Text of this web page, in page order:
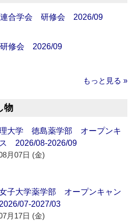
連合学会 研修会 2026/09
修会 2026/09
もっと見る »
物
大学 徳島薬学部 オープンキ
2026/08-2026/09
月07日 (金)
子大学薬学部 オープンキャン
07-2027/03
月17日 (金)